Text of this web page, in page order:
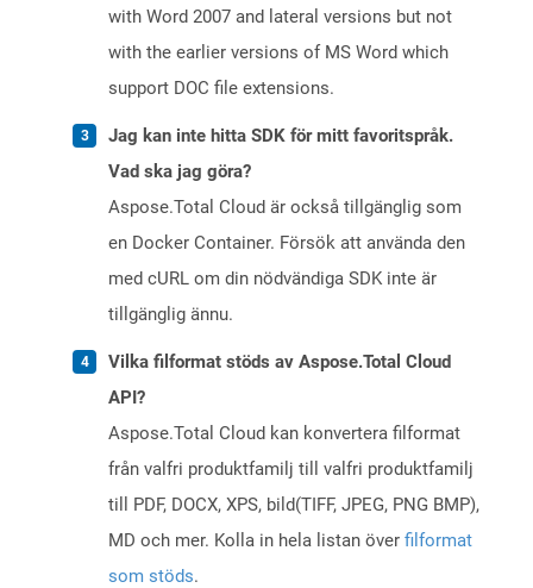
with Word 2007 and lateral versions but not
with the earlier versions of MS Word which
support DOC file extensions.
Jag kan inte hitta SDK för mitt favoritspråk.
Vad ska jag göra?
Aspose.Total Cloud är också tillgänglig som
en Docker Container. Försök att använda den
med cURL om din nödvändiga SDK inte är
tillgänglig ännu.
Vilka filformat stöds av Aspose.Total Cloud
API?
Aspose.Total Cloud kan konvertera filformat
från valfri produktfamilj till valfri produktfamilj
till PDF, DOCX, XPS, bild(TIFF, JPEG, PNG BMP),
MD och mer. Kolla in hela listan över filformat
som stöds.